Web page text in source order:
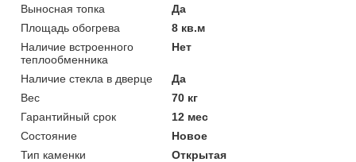
Выносная топка
Да
Площадь обогрева
8 кв.м
Наличие встроенного
теплообменника
Нет
Наличие стекла в дверце
Да
Вес
70 кг
Гарантийный срок
12 мес
Состояние
Новое
Тип каменки
Открытая